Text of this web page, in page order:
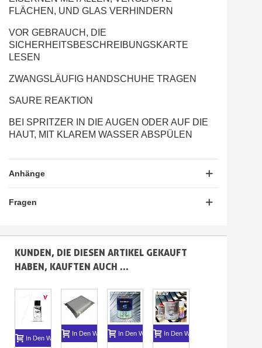
FLÄCHEN, UND GLAS VERHINDERN
VOR GEBRAUCH, DIE
SICHERHEITSBESCHREIBUNGSKARTE
LESEN
ZWANGSLÄUFIG HANDSCHUHE TRAGEN
SAURE REAKTION
BEI SPRITZER IN DIE AUGEN ODER AUF DIE
HAUT, MIT KLAREM WASSER ABSPÜLEN
Anhänge
Fragen
KUNDEN, DIE DIESEN ARTIKEL GEKAUFT
HABEN, KAUFTEN AUCH ...
In Den Warenkorb
In Den WarenkorbIn Den WarenkorbIn Den Warenkorb